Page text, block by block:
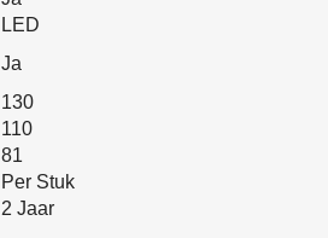
LED
Ja
130
110
81
Per Stuk
2 Jaar